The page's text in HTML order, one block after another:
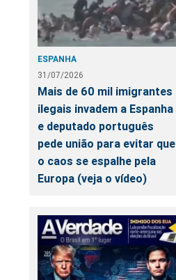
ESPANHA
31/07/2026
Mais de 60 mil imigrantes
ilegais invadem a Espanha
e deputado português
pede união para evitar que
o caos se espalhe pela
Europa (veja o vídeo)